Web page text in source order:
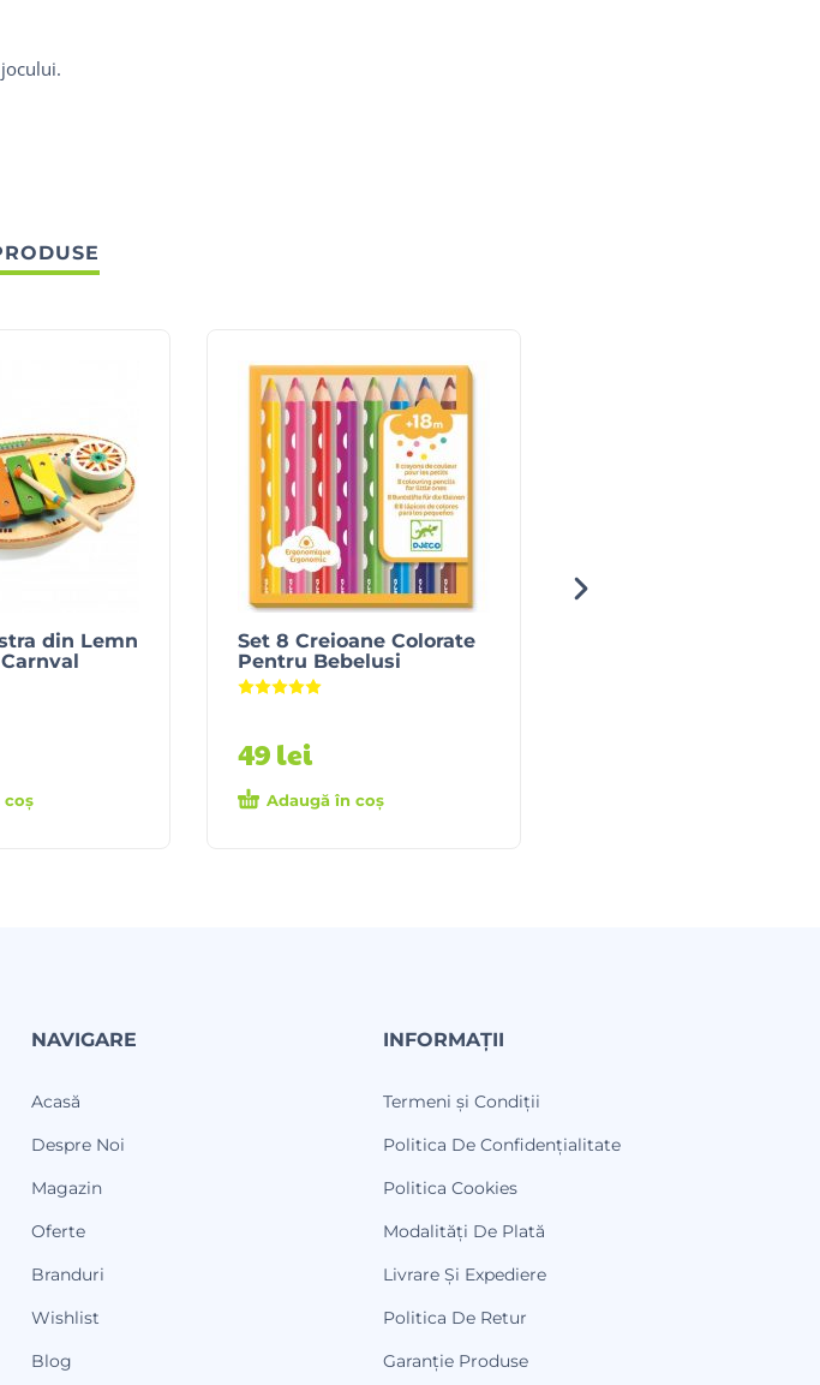
din Lemn
coș
Set 8 Creioane Colorate
Pentru Bebelusi
49lei
Adaugă în coș
NAVIGARE
Acasă
Despre Noi
Magazin
Oferte
Branduri
Wishlist
Blog
INFORMAȚII
Termeni și Condiții
Politica De Confidențialitate
Politica Cookies
Modalități De Plată
Livrare Și Expediere
Politica De Retur
Garanție Produse